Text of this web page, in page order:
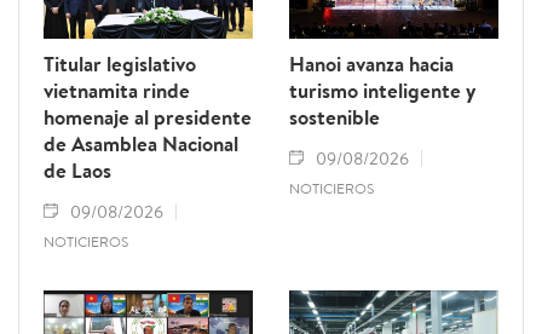
Titular legislativo
vietnamita rinde
homenaje al presidente
de Asamblea Nacional
de Laos
09/08/2026
NOTICIEROS
Hanoi avanza hacia
turismo inteligente y
sostenible
09/08/2026
NOTICIEROS